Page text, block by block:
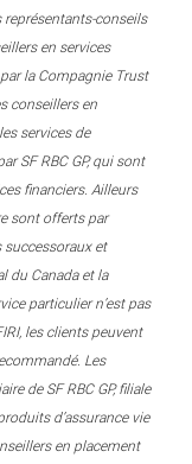
représentants-conseils
en services
la Compagnie Trust
conseillers en
services de
SF RBC GP, qui sont
financiers. Ailleurs
sont offerts par
successoraux et
du Canada et la
particulier n’est pas
les clients peuvent
Les
de SF RBC GP, filiale
d’assurance vie
en placement